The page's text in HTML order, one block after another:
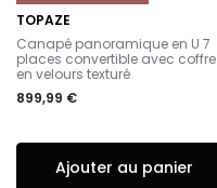
TOPAZE
-
Canapé panoramique en U 7
places convertible avec coffre
en velours texturé
899,99 €
Ajouter au panier